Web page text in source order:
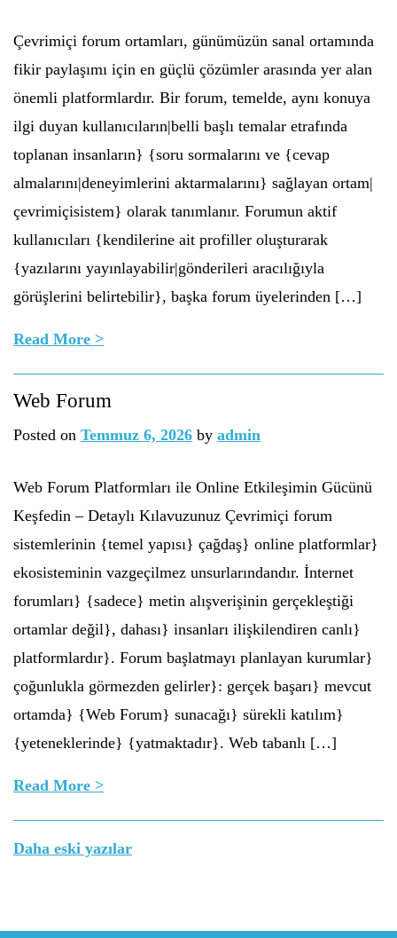
Çevrimiçi forum ortamları, günümüzün sanal ortamında
fikir paylaşımı için en güçlü çözümler arasında yer alan
önemli platformlardır. Bir forum, temelde, aynı konuya
ilgi duyan kullanıcıların|belli başlı temalar etrafında
toplanan insanların} {soru sormalarını ve {cevap
almalarını|deneyimlerini aktarmalarını} sağlayan ortam|
çevrimiçisistem} olarak tanımlanır. Forumun aktif
kullanıcıları {kendilerine ait profiller oluşturarak
{yazılarını yayınlayabilir|gönderileri aracılığıyla
görüşlerini belirtebilir}, başka forum üyelerinden […]
Read More >
Web Forum
Posted on Temmuz 6, 2026 by admin
Web Forum Platformları ile Online Etkileşimin Gücünü
Keşfedin – Detaylı Kılavuzunuz Çevrimiçi forum
sistemlerinin {temel yapısı} çağdaş} online platformlar}
ekosisteminin vazgeçilmez unsurlarındandır. İnternet
forumları} {sadece} metin alışverişinin gerçekleştiği
ortamlar değil}, dahası} insanları ilişkilendiren canlı}
platformlardır}. Forum başlatmayı planlayan kurumlar}
çoğunlukla görmezden gelirler}: gerçek başarı} mevcut
ortamda} {Web Forum} sunacağı} sürekli katılım}
{yeteneklerinde} {yatmaktadır}. Web tabanlı […]
Read More >
Yazı
Daha eski yazılar